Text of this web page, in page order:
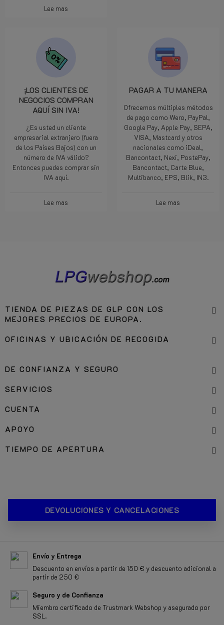
Lee mas
¡LOS CLIENTES DE
NEGOCIOS COMPRAN
AQUÍ SIN IVA!
¿Es usted un cliente
empresarial extranjero (fuera
de los Países Bajos) con un
número de IVA válido?
Entonces puedes comprar sin
IVA aquí.
Lee mas
PAGAR A TU MANERA
Ofrecemos múltiples métodos
de pago como Wero, PayPal,
Google Pay, Apple Pay, SEPA,
VISA, Mastcard y otros
nacionales como iDeal,
Bancontact, Nexi, PostePay,
Bancontact, Carte Blue,
Multibanco, EPS, Blik, IN3.
Lee mas
TIENDA DE PIEZAS DE GLP CON LOS
MEJORES PRECIOS DE EUROPA.
OFICINAS Y UBICACIÓN DE RECOGIDA
DE CONFIANZA Y SEGURO
SERVICIOS
CUENTA
APOYO
TIEMPO DE APERTURA
DEVOLUCIONES Y CANCELACIONES
Envío y Entrega
Descuento en envíos a partir de 150 € y descuento adicional a
partir de 250 €
Seguro y de Confianza
Miembro certificado de Trustmark Webshop y asegurado por
SSL.